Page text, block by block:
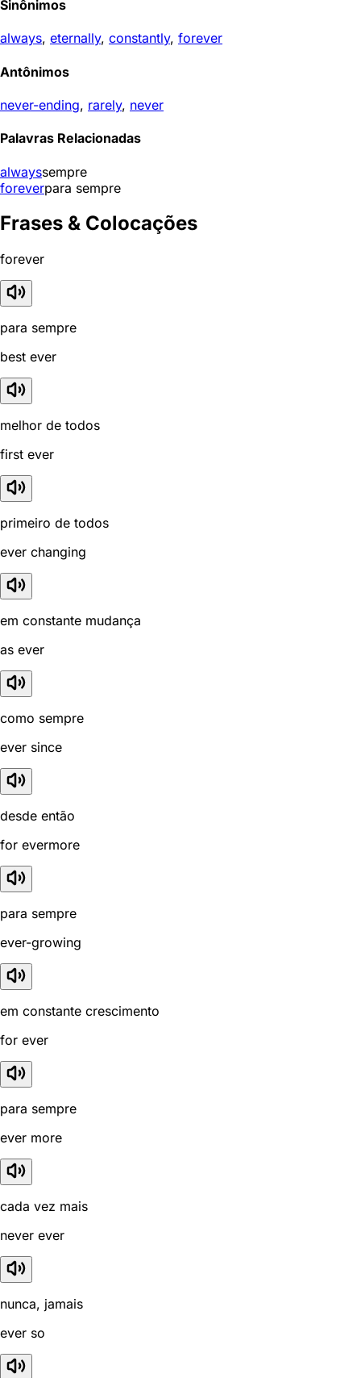
Sinônimos
always, eternally, constantly, forever
Antônimos
never-ending, rarely, never
Palavras Relacionadas
alwayssempre
foreverpara sempre
Frases & Colocações
forever
para sempre
best ever
melhor de todos
first ever
primeiro de todos
ever changing
em constante mudança
as ever
como sempre
ever since
desde então
for evermore
para sempre
ever-growing
em constante crescimento
for ever
para sempre
ever more
cada vez mais
never ever
nunca, jamais
ever so